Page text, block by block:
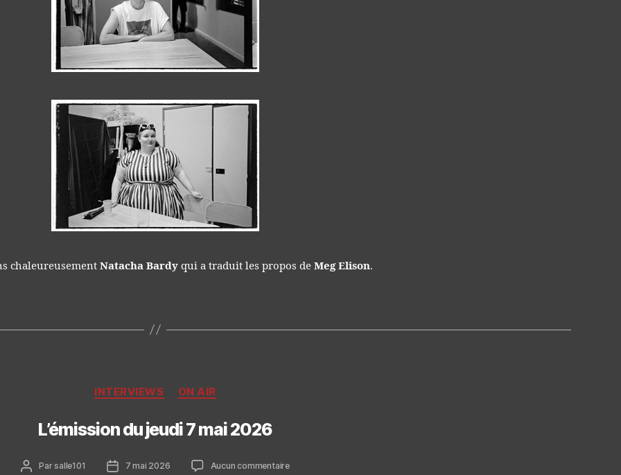
chaleureusement Natacha Bardyqui a traduit les propos de Meg Elison.
Catégories
INTERVIEWS ON AIR
L’émission du jeudi 7 mai 2026
Auteur
Parsalle101
Date7 mai 2026 Aucun commentairesur